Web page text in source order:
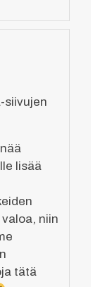
siivujen
lisää
niin
tätä